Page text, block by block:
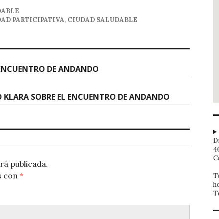
PARTICIPATIVA, CIUDAD SALUDABLE
DE ANDANDO
SOBRE EL ENCUENTRO DE ANDANDO
publicada.
con *